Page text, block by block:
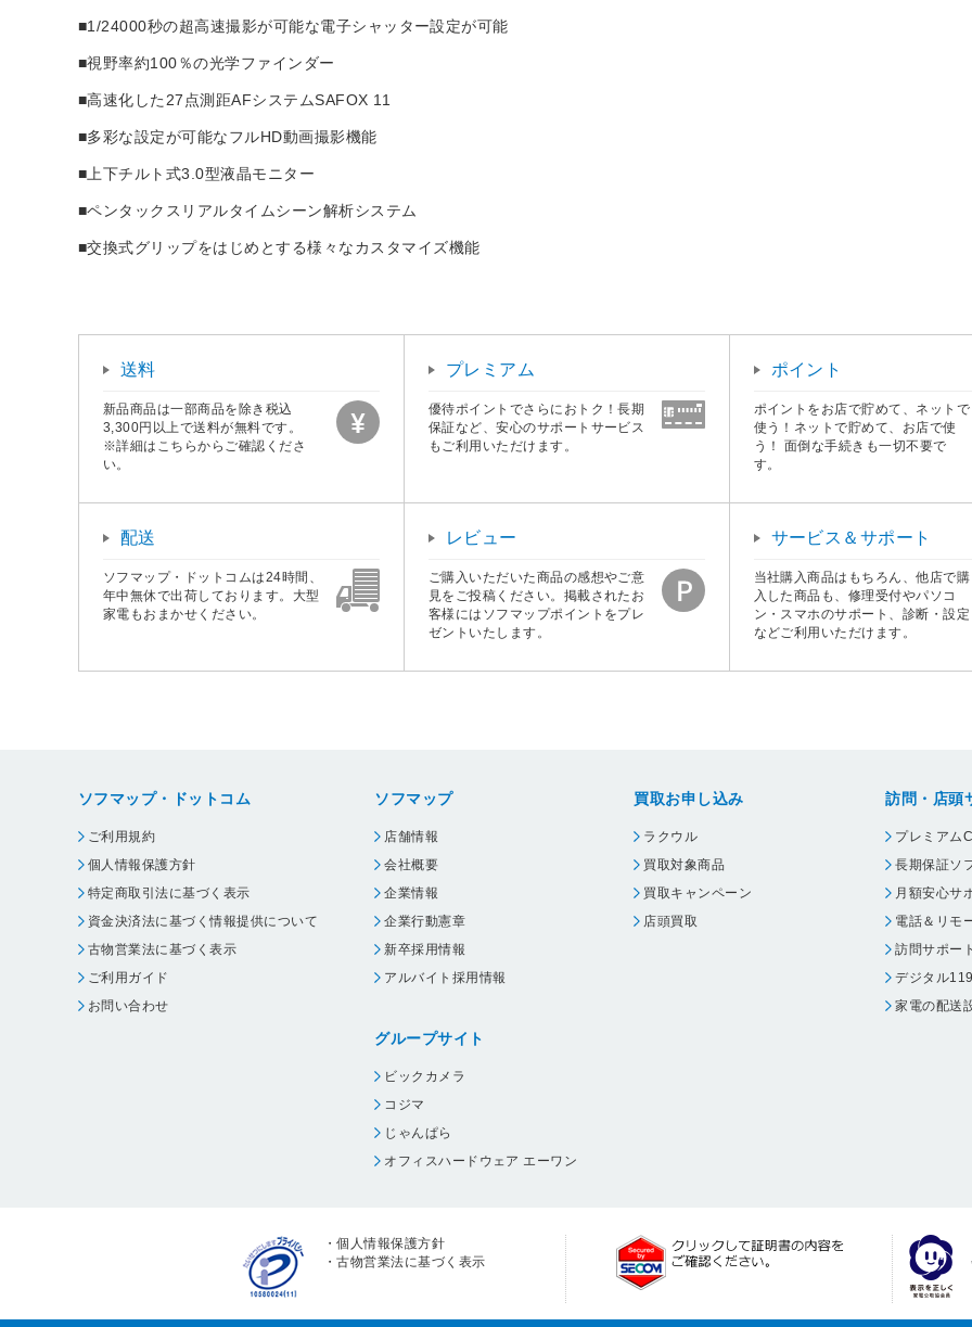
■1/24000秒の超高速撮影が可能な電子シャッター設定が可能
■視野率約100％の光学ファインダー
■高速化した27点測距AFシステムSAFOX 11
■多彩な設定が可能なフルHD動画撮影機能
■上下チルト式3.0型液晶モニター
■ペンタックスリアルタイムシーン解析システム
■交換式グリップをはじめとする様々なカスタマイズ機能
送料
新品商品は一部商品を除き税込
3,300円以上で送料が無料です。
※詳細はこちらからご確認くださ
い。
プレミアム
優待ポイントでさらにおトク！長期
保証など、安心のサポートサービス
もご利用いただけます。
ポイント
ポイントをお店で貯めて、ネットで
使う！ネットで貯めて、お店で使
う！ 面倒な手続きも一切不要で
す。
配送
ソフマップ・ドットコムは24時間、
年中無休で出荷しております。大型
家電もおまかせください。
レビュー
ご購入いただいた商品の感想やご意
見をご投稿ください。掲載されたお
客様にはソフマップポイントをプレ
ゼントいたします。
サービス＆サポート
当社購入商品はもちろん、他店で購
入した商品も、修理受付やパソコ
ン・スマホのサポート、診断・設定
などご利用いただけます。
ソフマップ・ドットコム
ご利用規約
個人情報保護方針
特定商取引法に基づく表示
資金決済法に基づく情報提供について
古物営業法に基づく表示
ご利用ガイド
お問い合わせ
ソフマップ
店舗情報
会社概要
企業情報
企業行動憲章
新卒採用情報
アルバイト採用情報
グループサイト
ビックカメラ
コジマ
じゃんぱら
オフィスハードウェア エーワン
買取お申し込み
ラクウル
買取対象商品
買取キャンペーン
店頭買取
訪問・店頭
プレミアム
長期保証ソ
月額安心サ
電話＆リモ
訪問サポート
デジタル119
家電の配送
・個人情報保護方針
・古物営業法に基づく表示